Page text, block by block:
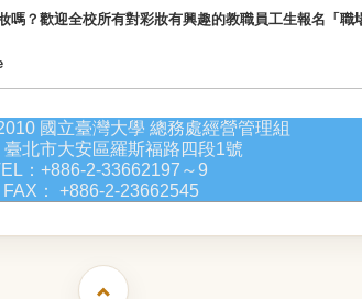
？歡迎全校所有對彩妝有興趣的教職員工生報名「職
國立臺灣大學 總務處經營管理組
臺北市大安區羅斯福路四段1號
：+886-2-33662197～9
FAX： +886-2-23662545